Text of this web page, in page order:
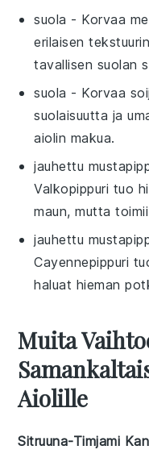
suola - Korvaa
erilaisen
tavallisen suolan
suola - Korvaa
suolaisuutta ja
aiolin makua.
jauhettu
Valkopippuri tuo
maun, mutta
jauhettu
Cayennepippuri
haluat hieman
Muita
Aiolille
Sitruuna-Timjami